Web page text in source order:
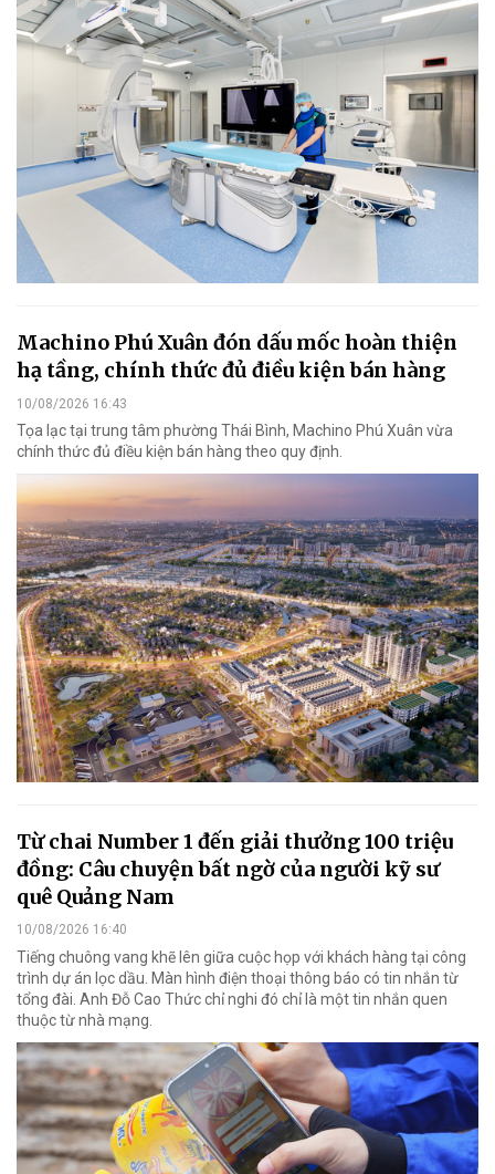
Machino Phú Xuân đón dấu mốc hoàn thiện
hạ tầng, chính thức đủ điều kiện bán hàng
10/08/2026 16:43
Tọa lạc tại trung tâm phường Thái Bình, Machino Phú Xuân vừa
chính thức đủ điều kiện bán hàng theo quy định.
Từ chai Number 1 đến giải thưởng 100 triệu
đồng: Câu chuyện bất ngờ của người kỹ sư
quê Quảng Nam
10/08/2026 16:40
Tiếng chuông vang khẽ lên giữa cuộc họp với khách hàng tại công
trình dự án lọc dầu. Màn hình điện thoại thông báo có tin nhắn từ
tổng đài. Anh Đỗ Cao Thức chỉ nghi đó chỉ là một tin nhắn quen
thuộc từ nhà mạng.